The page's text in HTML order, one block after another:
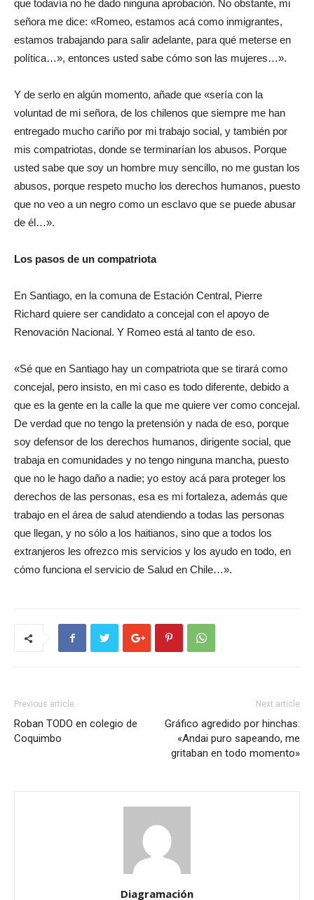
que todavía no he dado ninguna aprobación. No obstante, mi
señora me dice: «Romeo, estamos acá como inmigrantes,
estamos trabajando para salir adelante, para qué meterse en
política…», entonces usted sabe cómo son las mujeres…».
Y de serlo en algún momento, añade que «sería con la
voluntad de mi señora, de los chilenos que siempre me han
entregado mucho cariño por mi trabajo social, y también por
mis compatriotas, donde se terminarían los abusos. Porque
usted sabe que soy un hombre muy sencillo, no me gustan los
abusos, porque respeto mucho los derechos humanos, puesto
que no veo a un negro como un esclavo que se puede abusar
de él…».
Los pasos de un compatriota
En Santiago, en la comuna de Estación Central, Pierre
Richard quiere ser candidato a concejal con el apoyo de
Renovación Nacional. Y Romeo está al tanto de eso.
«Sé que en Santiago hay un compatriota que se tirará como
concejal, pero insisto, en mi caso es todo diferente, debido a
que es la gente en la calle la que me quiere ver como concejal.
De verdad que no tengo la pretensión y nada de eso, porque
soy defensor de los derechos humanos, dirigente social, que
trabaja en comunidades y no tengo ninguna mancha, puesto
que no le hago daño a nadie; yo estoy acá para proteger los
derechos de las personas, esa es mi fortaleza, además que
trabajo en el área de salud atendiendo a todas las personas
que llegan, y no sólo a los haitianos, sino que a todos los
extranjeros les ofrezco mis servicios y los ayudo en todo, en
cómo funciona el servicio de Salud en Chile…».
Previous article
Roban TODO en colegio de
Coquimbo
Next article
Gráfico agredido por hinchas:
«Andai puro sapeando, me
gritaban en todo momento»
Diagramación